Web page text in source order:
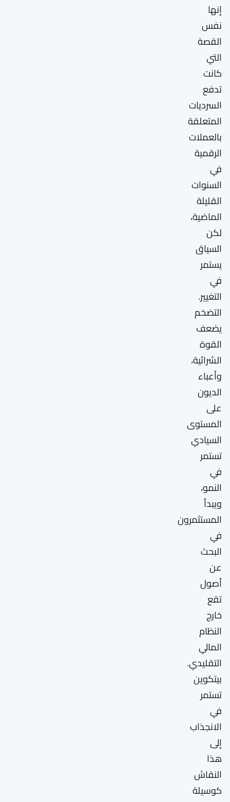
إنها
نفس
القصة
التي
كانت
تدفع
السرديات
المتعلقة
بالعملات
الرقمية
في
السنوات
القليلة
الماضية،
لكن
السياق
يستمر
في
التغيير.
التضخم
يضعف
القوة
الشرائية،
وأعباء
الديون
على
المستوى
السيادي
تستمر
في
النمو،
ويبدأ
المستثمرون
في
البحث
عن
أصول
تقع
خارج
النظام
المالي
التقليدي.
بيتكوين
تستمر
في
الانجذاب
إلى
هذا
النقاش
كوسيلة